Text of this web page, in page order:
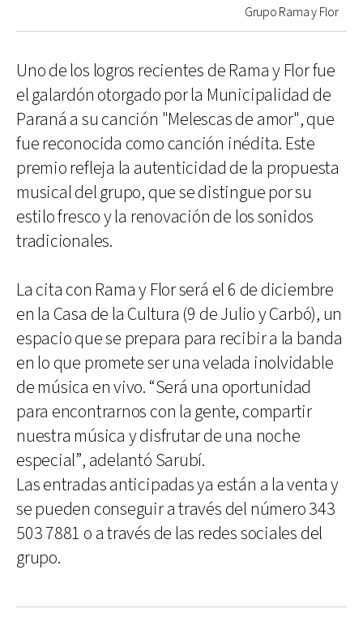
Grupo Rama y Flor
Uno de los logros recientes de Rama y Flor fue
el galardón otorgado por la Municipalidad de
Paraná a su canción "Melescas de amor", que
fue reconocida como canción inédita. Este
premio refleja la autenticidad de la propuesta
musical del grupo, que se distingue por su
estilo fresco y la renovación de los sonidos
tradicionales.
La cita con Rama y Flor será el 6 de diciembre
en la Casa de la Cultura (9 de Julio y Carbó), un
espacio que se prepara para recibir a la banda
en lo que promete ser una velada inolvidable
de música en vivo. “Será una oportunidad
para encontrarnos con la gente, compartir
nuestra música y disfrutar de una noche
especial”, adelantó Sarubí.
Las entradas anticipadas ya están a la venta y
se pueden conseguir a través del número 343
503 7881 o a través de las redes sociales del
grupo.